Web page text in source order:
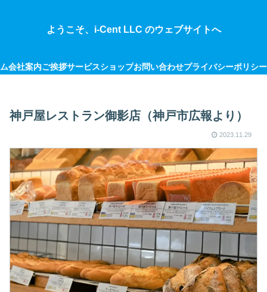
ようこそ、i-Cent LLC のウェブサイトへ
会社案内ご挨拶サービスショップお問い合わせプライバシーポリシー
神戸屋レストラン御影店（神戸市広報より）
2023.11.29